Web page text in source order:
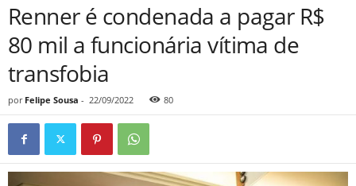
Renner é condenada a pagar R$
80 mil a funcionária vítima de
transfobia
por Felipe Sousa - 22/09/2022 80